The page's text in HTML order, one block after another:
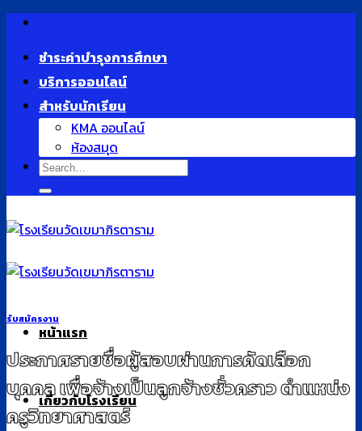
Skip
contentชำระค่าบำรุงการศึกษา
บริการออนไลน์
สำหรับนักเรียน
KMA ออนไลน์
ห้องสมุด
หน้าแรก
เกี่ยวกับโรงเรียน
รับสมัครงาน
ประกาศรายชื่อผู้สอบผ่านการคัดเลือก
บุคคล เพื่อจ้างเป็นลูกจ้างชั่วคราว ตำแหน่ง
ครูวิทยาศาสตร์